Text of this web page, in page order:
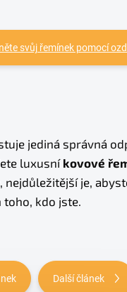
svůj řemínek pomocí
jediná správná
luxusníkovové
, nejdůležitější je,
kdo jste.
Další článek